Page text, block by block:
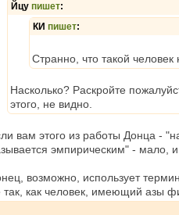
Йцу пишет:
КИ пишет:
Странно, что такой человек
Насколько? Раскройте
этого, не видно.
вам этого из работы Донца -
эмпирическим" - мало,
возможно, использует
так, как человек, имеющий азы